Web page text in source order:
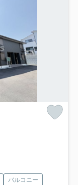
バルコニー